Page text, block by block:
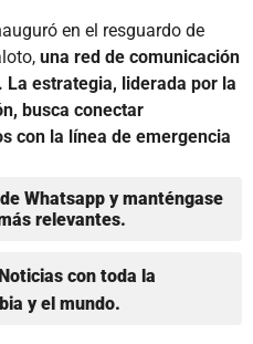
en el resguardo de
una red de comunicación
La estrategia, liderada por la
busca conectar
con la línea de emergencia
Whatsapp y manténgase
relevantes.
con toda la
y el mundo.